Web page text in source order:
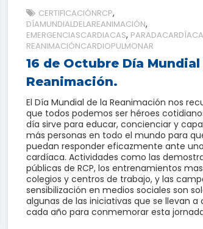
CERTIFICACIÓNRCP
DÍAMUNDIALDELAREANIMACIÓN
EMERGENCIASCARDIACAS PARADACARDÍACA
REANIMACIÓNCARDIOPULMONAR
16 de Octubre Día Mundial
Reanimación.
El Día Mundial de la Reanimación nos
que todos podemos ser héroes
día sirve para educar, concienciar y
más personas en todo el mundo para
puedan responder eficazmente ante
cardíaca. Actividades como las
públicas de RCP, los entrenamientos
colegios y centros de trabajo, y las
sensibilización en medios sociales son
algunas de las iniciativas que se llevan a
cada año para conmemorar esta